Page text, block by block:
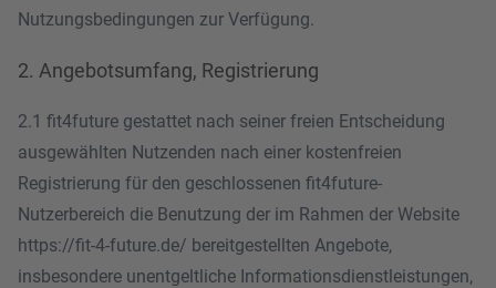
Nutzungsbedingungen zur Verfügung.
2. Angebotsumfang, Registrierung
2.1 fit4future gestattet nach seiner freien Entscheidung
ausgewählten Nutzenden nach einer kostenfreien
Registrierung für den geschlossenen fit4future-
Nutzerbereich die Benutzung der im Rahmen der Website
https://fit-4-future.de/ bereitgestellten Angebote,
insbesondere unentgeltliche Informationsdienstleistungen,